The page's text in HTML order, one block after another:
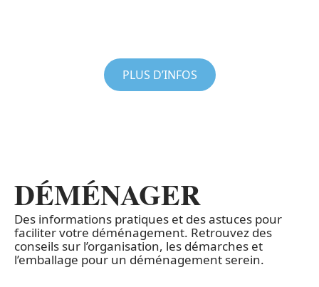
PLUS D’INFOS
DÉMÉNAGER
Des informations pratiques et des astuces pour
faciliter votre déménagement. Retrouvez des
conseils sur l’organisation, les démarches et
l’emballage pour un déménagement serein.